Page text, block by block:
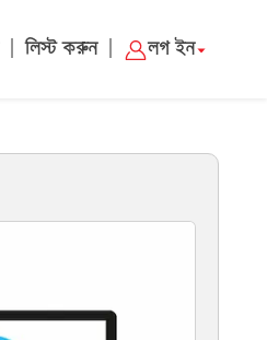
লিস্ট করুন লগ ইন